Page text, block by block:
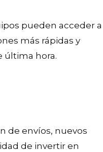
pueden acceder a
más rápidas y
última hora.
de envíos, nuevos
de invertir en